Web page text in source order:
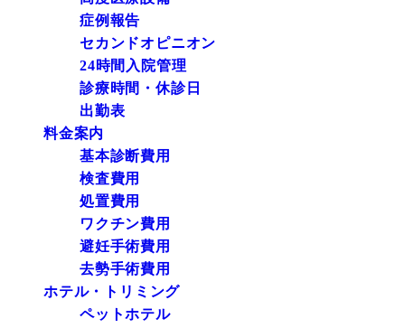
症例報告
セカンドオピニオン
24時間入院管理
診療時間・休診日
出勤表
料金案内
基本診断費用
検査費用
処置費用
ワクチン費用
避妊手術費用
去勢手術費用
ホテル・トリミング
ペットホテル